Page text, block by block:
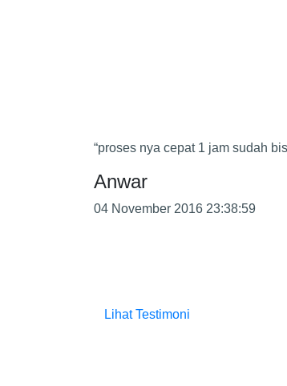
“proses nya cepat 1 jam sudah
Anwar
04 November 2016 23:38:59
Lihat Testimoni